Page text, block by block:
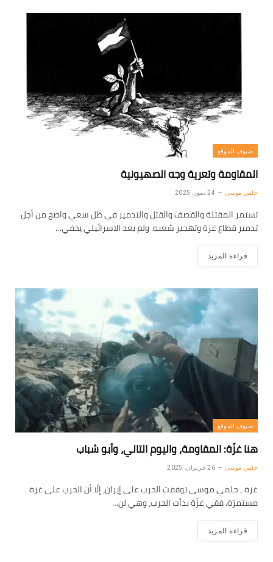
ضيوف الموقع
المقاومة وتعرية وجه الصهيونية
حلمي موسى 24 تموز، 2025
تستمر المقتلة والقصف والقتل والتدمير في ظل سعي واضح من أجل
تدمير قطاع غزة وتهجير شعبه. ولم يعد الاسرائيلي يخفي…
قراءة المزيد
ضيوف الموقع
هنا غزّة: المقاومة، واليوم التالي، وأبو شباب
حلمي موسى 26 حزيران، 2025
غزة ـ حلمي موسى توقفت الحرب على إيران، إلّا أن الحرب على غزة
مستمرّة. ففي غزّة بدأت الحرب، وهي لن…
قراءة المزيد